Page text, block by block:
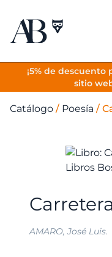
¡5% de
sitio
Catálogo / Poesía /
AMARO, José Luis.